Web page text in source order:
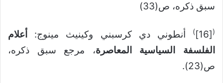
سبق ذكره، ص(33)
(
[16]
) أنطوني دي كرسبني وكينيث مينوج:
أعلام
الفلسفة السياسية المعاصرة، مرجع سبق ذكره،
ص(23).